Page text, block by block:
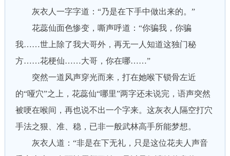
灰衣人一字字道：“乃是在下手中做出来的。”
花蕊仙面色惨变，嘶声呼道：“你骗我，你骗
我……世上除了我大哥外，再无一人知道这独门秘
方……花梗仙……大哥，你在哪……”
突然一道风声穿光而来，打在她喉下锁骨左近
的“哑穴”之上，花蕊仙“哪里”两字还未说完，语声突然
被哽在喉间，再也说不出一个字来。这灰衣人隔空打穴
手法之狠、准、稳，已非一般武林高手所能梦想。
灰衣人道：“非是在下无礼，只是这位花夫人声音